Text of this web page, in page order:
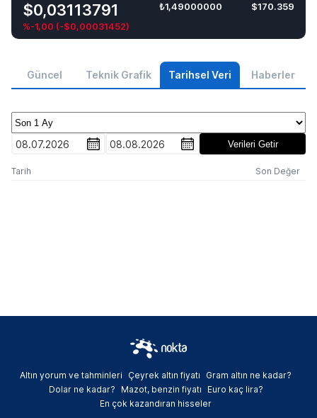
$0,03113791
%-1,00 (-$0,00031452)
₺1,49000000 $170.359
Güncel Teknik Grafik Tarihsel Veri Haberler
08.07.2026 08.08.2026 Verileri Getir
Tarih Son Değer
Altın yorum ve tahminleri Çeyrek altın fiyatı
Gram altın ne kadar?
Dolar ne kadar?
Mazot, benzin fiyatı
Euro kaç lira?
En çok kazandıran hisseler